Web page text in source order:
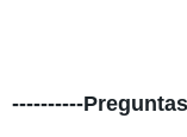
----------